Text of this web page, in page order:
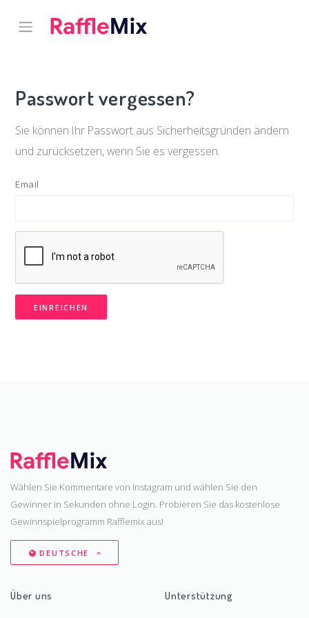
Passwort vergessen?
Sie können Ihr Passwort aus Sicherheitsgründen ändern
und zurücksetzen, wenn Sie es vergessen.
Email
EINREICHEN
Wählen Sie Kommentare von Instagram und wählen Sie den
Gewinner in Sekunden ohne Login. Probieren Sie das kostenlose
Gewinnspielprogramm Rafflemix aus!
DEUTSCHE
Über uns Unterstützung